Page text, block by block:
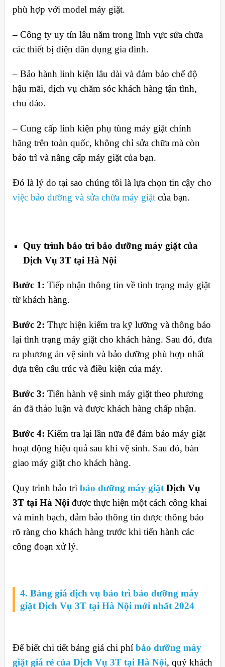
phù hợp với model máy giặt.
– Công ty uy tín lâu năm trong lĩnh vực sửa chữa
các thiết bị điện dân dụng gia đình.
– Bảo hành linh kiện lâu dài và đảm bảo chế độ
hậu mãi, dịch vụ chăm sóc khách hàng tận tình,
chu đáo.
– Cung cấp linh kiện phụ tùng máy giặt chính
hãng trên toàn quốc, không chỉ sửa chữa mà còn
bảo trì và nâng cấp máy giặt của bạn.
Đó là lý do tại sao chúng tôi là lựa chọn tin cậy cho
việc bảo dưỡng và sửa chữa máy giặtcủa bạn.
Quy trình bảo trì bảo dưỡng máy giặt của
Dịch Vụ 3T tại Hà Nội
Bước 1: Tiếp nhận thông tin về tình trạng máy giặt
từ khách hàng.
Bước 2: Thực hiện kiểm tra kỹ lưỡng và thông báo
lại tình trạng máy giặt cho khách hàng. Sau đó, đưa
ra phương án vệ sinh và bảo dưỡng phù hợp nhất
dựa trên cấu trúc và điều kiện của máy.
Bước 3: Tiến hành vệ sinh máy giặt theo phương
án đã thảo luận và được khách hàng chấp nhận.
Bước 4: Kiểm tra lại lần nữa để đảm bảo máy giặt
hoạt động hiệu quả sau khi vệ sinh. Sau đó, bàn
giao máy giặt cho khách hàng.
Quy trình bảo trì bảo dưỡng máy giặt Dịch Vụ
3T tại Hà Nội được thực hiện một cách công khai
và minh bạch, đảm bảo thông tin được thông báo
rõ ràng cho khách hàng trước khi tiến hành các
công đoạn xử lý.
4. Bảng giá dịch vụ bảo trì bảo dưỡng máy
giặt Dịch Vụ 3T tại Hà Nội mới nhất 2024
Để biết chi tiết bảng giá chi phíbảo dưỡng máy
giặt giá rẻ của Dịch Vụ 3T tại Hà Nội, quý khách